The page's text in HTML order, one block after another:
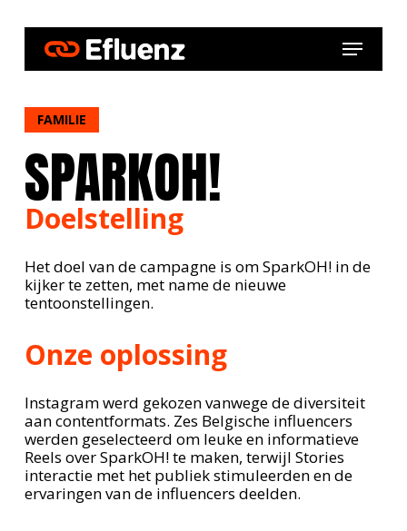
Menu
FAMILIE
SPARKOH!
Doelstelling
Het doel van de campagne is om SparkOH! in de
kijker te zetten, met name de nieuwe
tentoonstellingen.
Onze oplossing
Instagram werd gekozen vanwege de diversiteit
aan contentformats. Zes Belgische influencers
werden geselecteerd om leuke en informatieve
Reels over SparkOH! te maken, terwijl Stories
interactie met het publiek stimuleerden en de
ervaringen van de influencers deelden.